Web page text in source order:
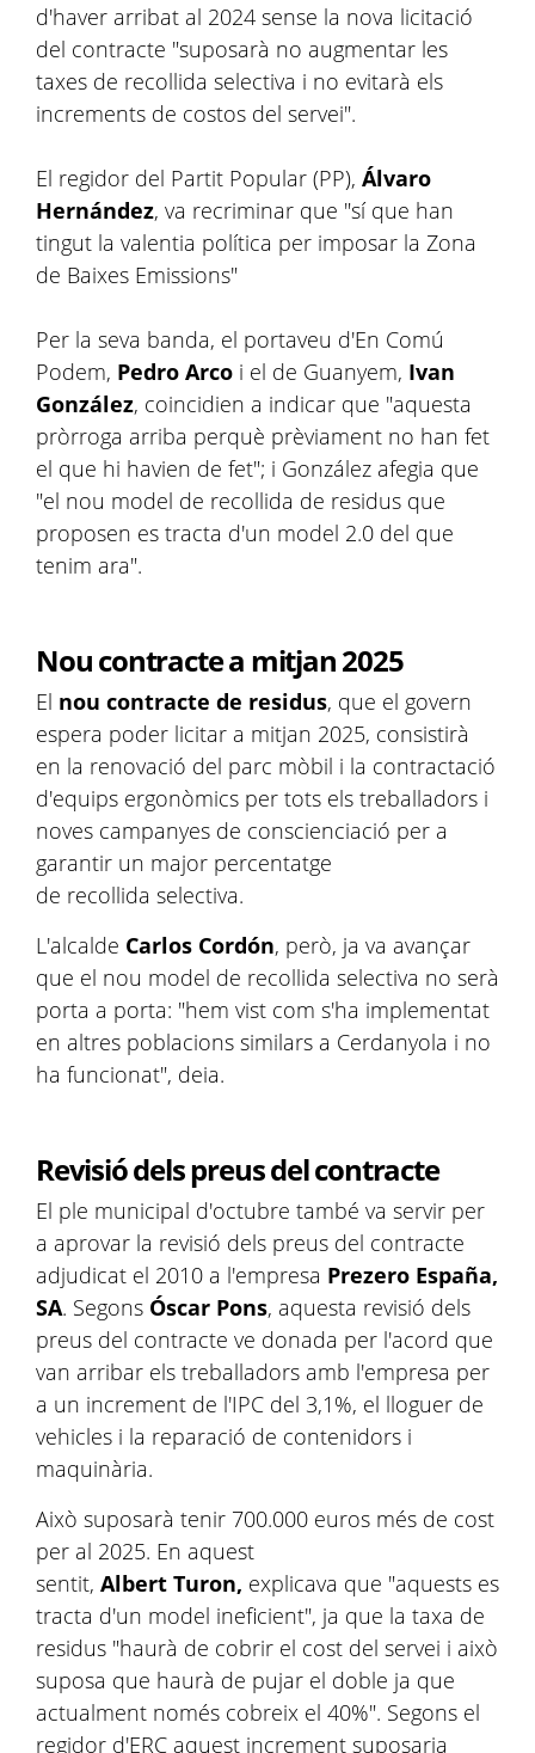
d'haver arribat al 2024 sense la nova licitació
del contracte "suposarà no augmentar les
taxes de recollida selectiva i no evitarà els
increments de costos del servei".
El regidor del Partit Popular (PP), Álvaro
Hernández, va recriminar que "sí que han
tingut la valentia política per imposar la Zona
de Baixes Emissions"
Per la seva banda, el portaveu d'En Comú
Podem, Pedro Arco i el de Guanyem, Ivan
González, coincidien a indicar que "aquesta
pròrroga arriba perquè prèviament no han fet
el que hi havien de fet"; i González afegia que
"el nou model de recollida de residus que
proposen es tracta d'un model 2.0 del que
tenim ara".
Nou contracte a mitjan 2025
El nou contracte de residus, que el govern
espera poder licitar a mitjan 2025, consistirà
en la renovació del parc mòbil i la contractació
d'equips ergonòmics per tots els treballadors i
noves campanyes de conscienciació per a
garantir un major percentatge
de recollida selectiva.
L'alcalde Carlos Cordón, però, ja va avançar
que el nou model de recollida selectiva no serà
porta a porta: "hem vist com s'ha implementat
en altres poblacions similars a Cerdanyola i no
ha funcionat", deia.
Revisió dels preus del contracte
El ple municipal d'octubre també va servir per
a aprovar la revisió dels preus del contracte
adjudicat el 2010 a l'empresa Prezero España,
SA. Segons Óscar Pons, aquesta revisió dels
preus del contracte ve donada per l'acord que
van arribar els treballadors amb l'empresa per
a un increment de l'IPC del 3,1%, el lloguer de
vehicles i la reparació de contenidors i
maquinària.
Això suposarà tenir 700.000 euros més de cost
per al 2025. En aquest
sentit, Albert Turon, explicava que "aquests es
tracta d'un model ineficient", ja que la taxa de
residus "haurà de cobrir el cost del servei i això
suposa que haurà de pujar el doble ja que
actualment només cobreix el 40%". Segons el
regidor d'ERC aquest increment suposaria